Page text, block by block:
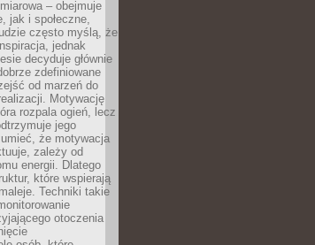
– obejmuje
jak i społeczne,
często myślą, że
jednak
decyduje głównie
zdefiniowane
od marzeń do
Motywację
rozpala ogień, lecz
jego
że motywacja
zależy od
energii. Dlatego
które wspierają
Techniki takie
otoczenia